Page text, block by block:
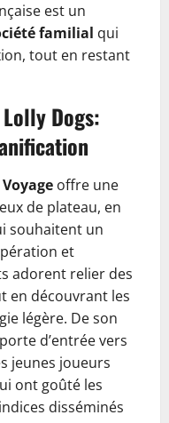
est un
familial qui
tout en restant
Dogs:
offre une
de plateau, en
souhaitent un
et
adorent relier des
en découvrant les
légère. De son
d’entrée vers
jeunes joueurs
ont goûté les
disséminés